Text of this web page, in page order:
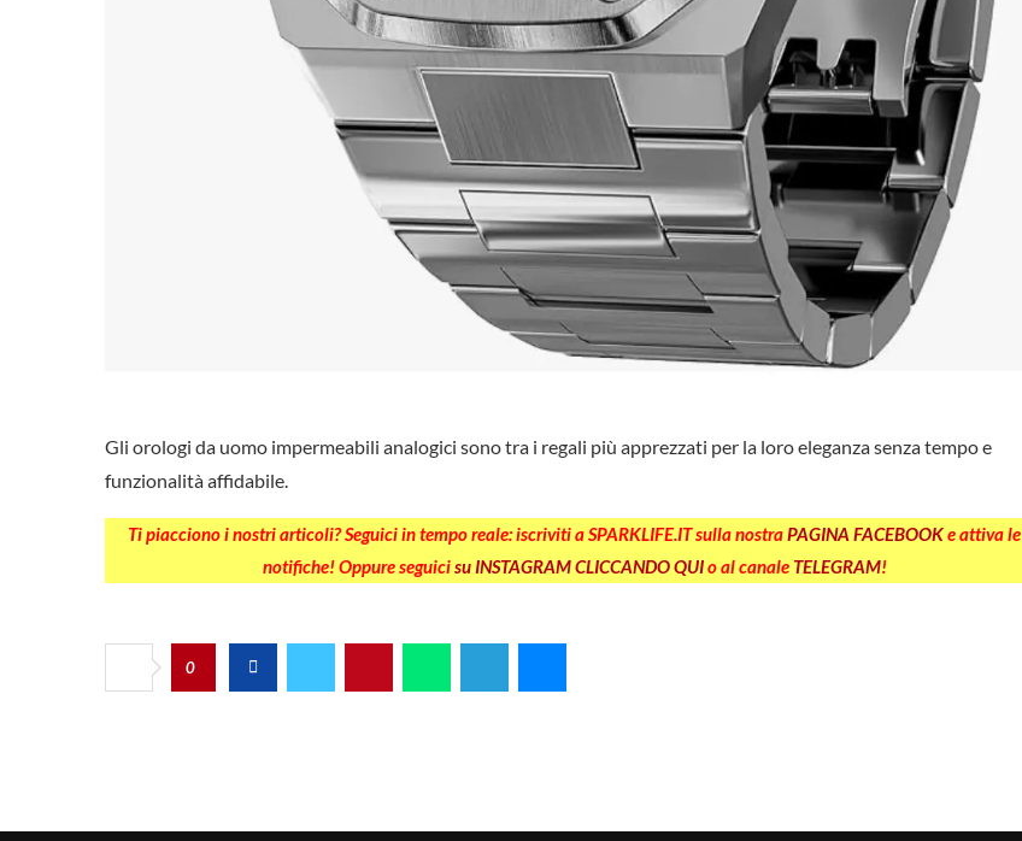
Gli orologi da uomo impermeabili analogici sono tra i regali più apprezzati per la loro eleganza senza tempo e
funzionalità affidabile.
Ti piacciono i nostri articoli? Seguici in tempo reale: iscriviti a SPARKLIFE.IT sulla nostraPAGINA FACEBOOKe attiva le
notifiche! Oppure seguicisu INSTAGRAM CLICCANDO QUIo al canale TELEGRAM!
0